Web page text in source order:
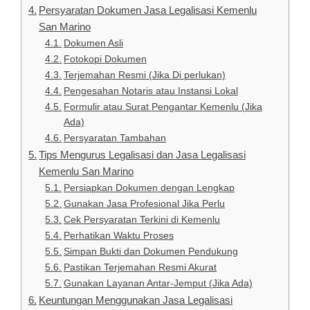
Persyaratan Dokumen Jasa Legalisasi Kemenlu
San Marino
Dokumen Asli
Fotokopi Dokumen
Terjemahan Resmi (Jika Di perlukan)
Pengesahan Notaris atau Instansi Lokal
Formulir atau Surat Pengantar Kemenlu (Jika
Ada)
Persyaratan Tambahan
Tips Mengurus Legalisasi dan Jasa Legalisasi
Kemenlu San Marino
Persiapkan Dokumen dengan Lengkap
Gunakan Jasa Profesional Jika Perlu
Cek Persyaratan Terkini di Kemenlu
Perhatikan Waktu Proses
Simpan Bukti dan Dokumen Pendukung
Pastikan Terjemahan Resmi Akurat
Gunakan Layanan Antar-Jemput (Jika Ada)
Keuntungan Menggunakan Jasa Legalisasi